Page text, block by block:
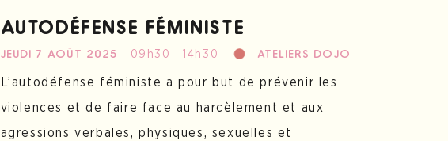
AUTODÉFENSE FÉMINISTE
JEUDI 7 AOÛT 2025 09h30 14h30 ATELIERS DOJO
L’autodéfense féministe a pour but de prévenir les
violences et de faire face au harcèlement et aux
agressions verbales, physiques, sexuelles et